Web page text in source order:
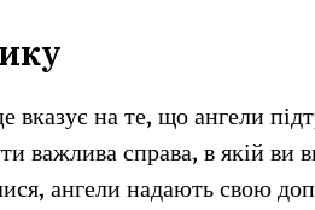
вказує на те, що ангели
важлива справа, в якій ви
ангели надають свою